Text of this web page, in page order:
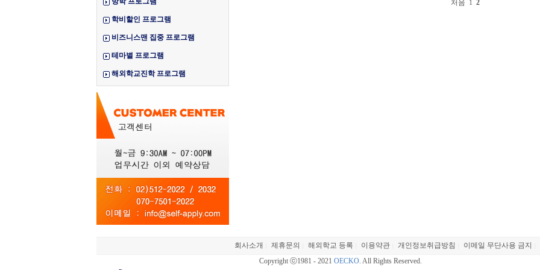
학비할인 프로그램
비즈니스맨 집중 프로그램
테마별 프로그램
해외학교진학 프로그램
처음 1 2
회사소개 제휴문의 해외학교 등록 이용약관 개인정보취급방침 이메일 무단사용 금지
Copyright ⓒ1981 - 2021 OECKO. All Rights Reserved.